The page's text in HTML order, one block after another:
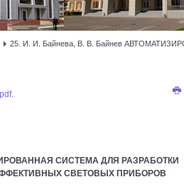
25. И. И. Байнева, В. В. Байнев
СИСТЕМА ДЛЯ РАЗРАБОТКИ
СВЕТОВЫХ ПРИБОРОВ